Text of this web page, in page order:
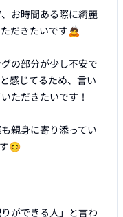
お時間ある際に綺麗
だきたいです🙇
の部分が少し不安で
感じてるため、言い
ただきたいです！
親身に寄り添ってい
😊
ができる人」と言わ